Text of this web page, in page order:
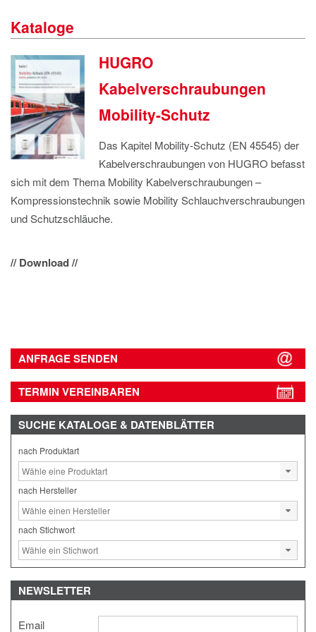
DATENSCHUTZ
Kataloge
HUGRO
Kabelverschraubungen
Mobility-Schutz
Das Kapitel Mobility-Schutz (EN 45545) der
Kabelverschraubungen von HUGRO befasst
sich mit dem Thema Mobility Kabelverschraubungen –
Kompressionstechnik sowie Mobility Schlauchverschraubungen
und Schutzschläuche.
// Download //
ANFRAGE SENDEN
TERMIN VEREINBAREN
SUCHE KATALOGE & DATENBLÄTTER
nach Produktart
nach Hersteller
nach Stichwort
NEWSLETTER
Email